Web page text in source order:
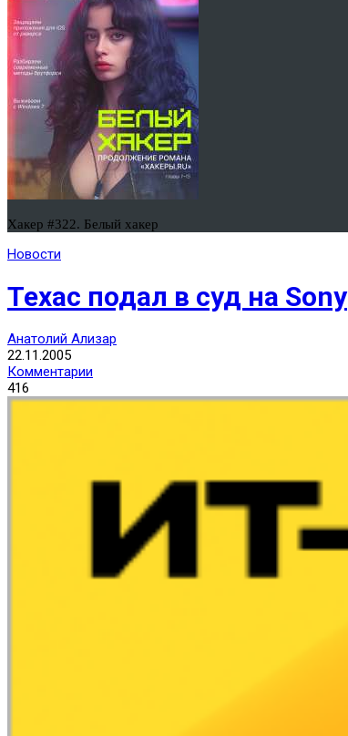
Хакер #322. Белый хакер
Новости
Техас подал в суд на Sony
Анатолий Ализар
22.11.2005
Комментарии
416